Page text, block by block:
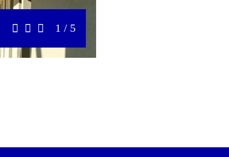
Précédent
StopSuivant
1 / 5